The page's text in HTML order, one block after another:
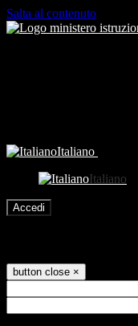
Salta al contenuto
Italiano
Italiano
Accedi
button close ×